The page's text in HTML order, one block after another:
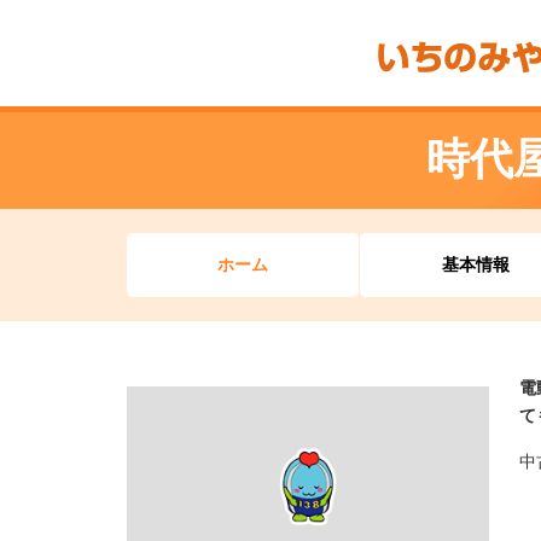
時代
ホーム 基本情報
電
て
中